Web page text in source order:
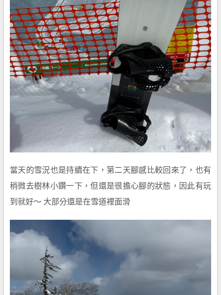
當天的雪況也是持續在下，第二天腳感比較回來了，也有
稍微去樹林小鑽一下，但還是很擔心腳的狀態，因此有玩
到就好～ 大部分還是在雪道裡面滑